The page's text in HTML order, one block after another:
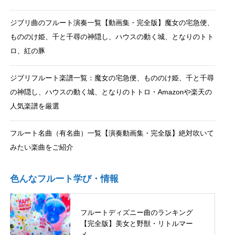
ジブリ曲のフルート演奏一覧【動画集・完全版】魔女の宅急便、
もののけ姫、千と千尋の神隠し、ハウスの動く城、となりのトト
ロ、紅の豚
ジブリフルート楽譜一覧：魔女の宅急便、もののけ姫、千と千尋
の神隠し、ハウスの動く城、となりのトトロ・Amazonや楽天の
人気楽譜を厳選
フルート名曲（有名曲）一覧【演奏動画集・完全版】絶対吹いて
みたい楽曲をご紹介
色んなフルート学び・情報
フルートディズニー曲のランキング
【完全版】美女と野獣・リトルマー